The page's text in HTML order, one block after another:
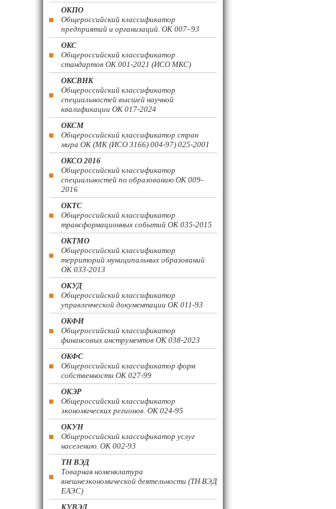
ОКПО
Общероссийский классификатор
предприятий и организаций. ОК 007–93
ОКС
Общероссийский классификатор
стандартов ОК 001-2021 (ИСО МКС)
ОКСВНК
Общероссийский классификатор
специальностей высшей научной
квалификации ОК 017-2024
ОКСМ
Общероссийский классификатор стран
мира ОК (МК (ИСО 3166) 004-97) 025-2001
ОКСО 2016
Общероссийский классификатор
специальностей по образованию ОК 009-
2016
ОКТС
Общероссийский классификатор
трансформационных событий ОК 035-2015
ОКТМО
Общероссийский классификатор
территорий муниципальных образований
ОК 033-2013
ОКУД
Общероссийский классификатор
управленческой документации ОК 011-93
ОКФИ
Общероссийский классификатор
финансовых инструментов OK 038-2023
ОКФС
Общероссийский классификатор форм
собственности ОК 027-99
ОКЭР
Общероссийский классификатор
экономических регионов. ОК 024-95
ОКУН
Общероссийский классификатор услуг
населению. ОК 002-93
ТН ВЭД
Товарная номенклатура
внешнеэкономической деятельности (ТН ВЭД
ЕАЭС)
КУВЭД